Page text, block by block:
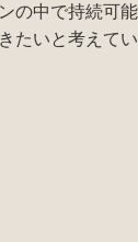
の中で持続可
たいと考えてい